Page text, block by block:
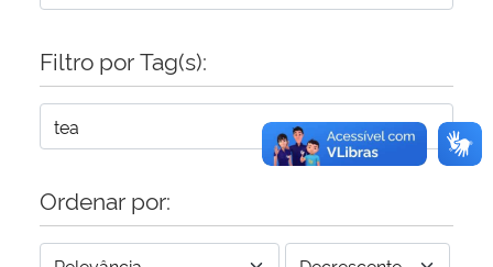
Filtro por Tag(s):
Ordenar por: